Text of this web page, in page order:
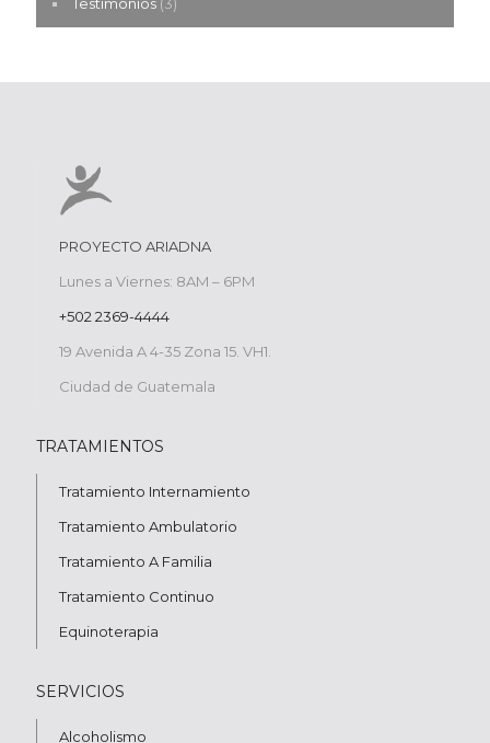
PROYECTO ARIADNA
Lunes a Viernes: 8AM – 6PM
+502 2369-4444
19 Avenida A 4-35 Zona 15. VH1.
Ciudad de Guatemala
TRATAMIENTOS
Tratamiento Internamiento
Tratamiento Ambulatorio
Tratamiento A Familia
Tratamiento Continuo
Equinoterapia
SERVICIOS
Alcoholismo